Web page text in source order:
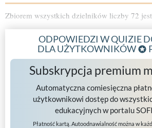
Zbiorem wszystkich dzielników liczby 72 jest
ODPOWIEDZI W QUIZIE
DLA UŻYTKOWNIKÓW
Subskrypcja premium
Automatyczna comiesięczna
użytkownikowi dostęp do
edukacyjnych w portalu
Płatność kartą. Autoodnawialność można w